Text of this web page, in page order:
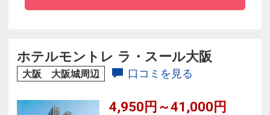
・キタやミナミにもアクセス便利。地下鉄で約
１５分。
ホテルモントレ ラ・スール大阪
大阪 大阪城周辺 口コミを見る
4,950円～41,000円